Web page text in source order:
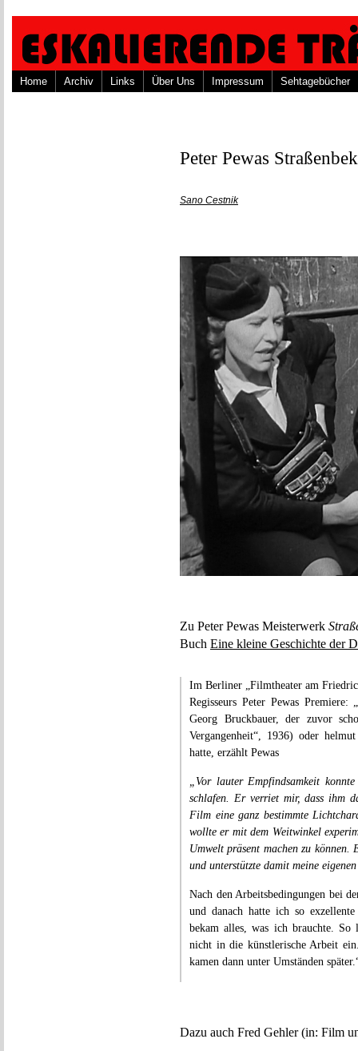
Home Archiv Links Über Uns Impressum Sehtagebücher
Peter Pewas
Sano Cestnik
Zu Peter Pewas Meisterwerk
Buch Eine kleine Geschichte der
Im Berliner „Filmtheater am
Regisseurs Peter Pewas Premiere:
Georg Bruckbauer, der zuvor
Vergangenheit“, 1936) oder
hatte, erzählt Pewas
„Vor lauter Empfindsamkeit
schlafen. Er verriet mir, dass ihm
Film eine ganz bestimmte
wollte er mit dem Weitwinkel
Umwelt präsent machen zu
und unterstützte damit meine
Nach den Arbeitsbedingungen bei
und danach hatte ich so
bekam alles, was ich brauchte.
nicht in die künstlerische Arbeit
kamen dann unter Umständen
Dazu auch Fred Gehler (in: Film